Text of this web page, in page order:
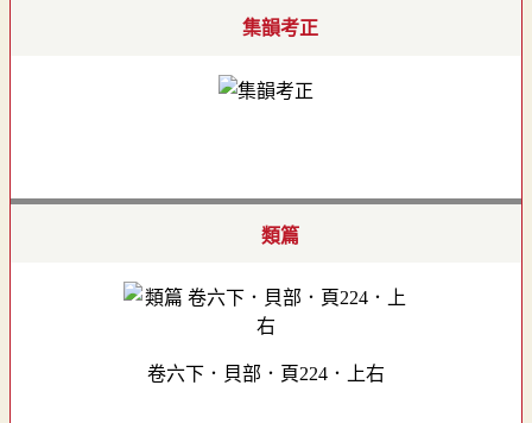
集韻考正
類篇
卷六下．貝部．頁224．上右